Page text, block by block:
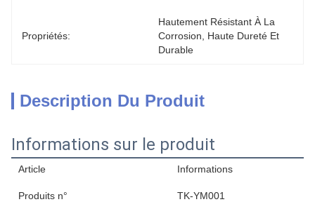
Propriétés:
Hautement Résistant À La
Corrosion, Haute Dureté Et
Durable
Description Du Produit
Informations sur le produit
Article Informations
Produits n° TK-YM001